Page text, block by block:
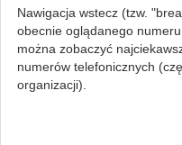
Nawigacja wstecz (tzw.
obecnie oglądanego
można zobaczyć
numerów telefonicznych
organizacji).